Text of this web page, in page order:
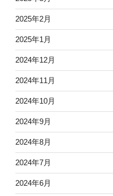
2025年2月
2025年1月
2024年12月
2024年11月
2024年10月
2024年9月
2024年8月
2024年7月
2024年6月